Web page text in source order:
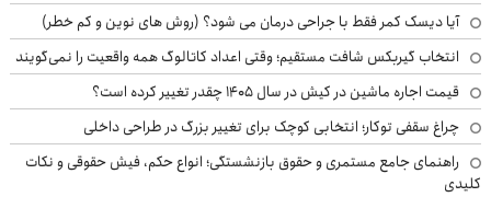
آیا دیسک کمر فقط با جراحی درمان می شود؟ (روش های نوین و کم خطر)
انتخاب گیربکس شافت مستقیم؛ وقتی اعداد کاتالوگ همه واقعیت را نمی‌گویند
قیمت اجاره ماشین در کیش در سال ۱۴۰۵ چقدر تغییر کرده است؟
چراغ سقفی توکار؛ انتخابی کوچک برای تغییر بزرگ در طراحی داخلی
راهنمای جامع مستمری و حقوق بازنشستگی؛ انواع حکم، فیش حقوقی و نکات
کلیدی